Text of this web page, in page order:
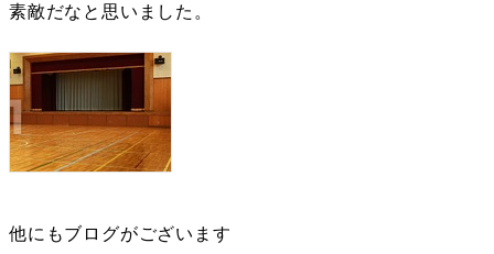
素敵だなと思いました。
他にもブログがございます